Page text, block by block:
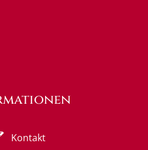
Kontakt